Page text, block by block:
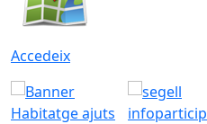
Accedeix